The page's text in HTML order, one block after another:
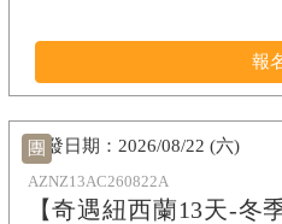
報
團
AZNZ13AC260822A
【奇遇紐西蘭13天-冬
2026/08/22 (六)